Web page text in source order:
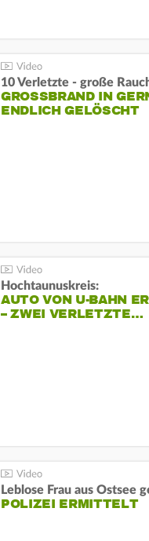
10 Verletzte - große
GROSSBRAND IN
NDLICH GELÖSCHT
Hochtaunuskreis:
AUTO VON U-BAHN
– ZWEI VERLETZTE…
Leblose Frau aus Ostsee
POLIZEI ERMITTELT